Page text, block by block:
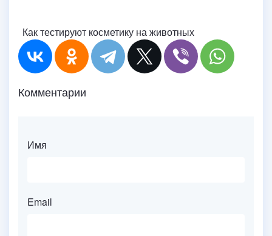
Как тестируют косметику на животных
Комментарии
Имя
Email